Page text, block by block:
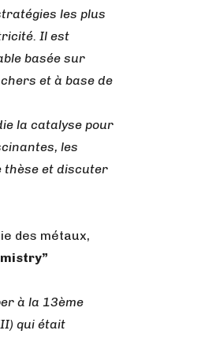
les plus
Il est
basée sur
et à base de
la catalyse pour
les
thèse et discuter
des métaux,
à la 13ème
qui était